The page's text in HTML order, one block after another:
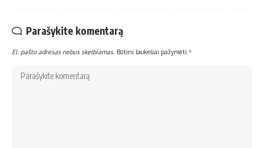
Parašykite komentarą
El. pašto adresas nebus skelbiamas. Būtini laukeliai pažymėti *